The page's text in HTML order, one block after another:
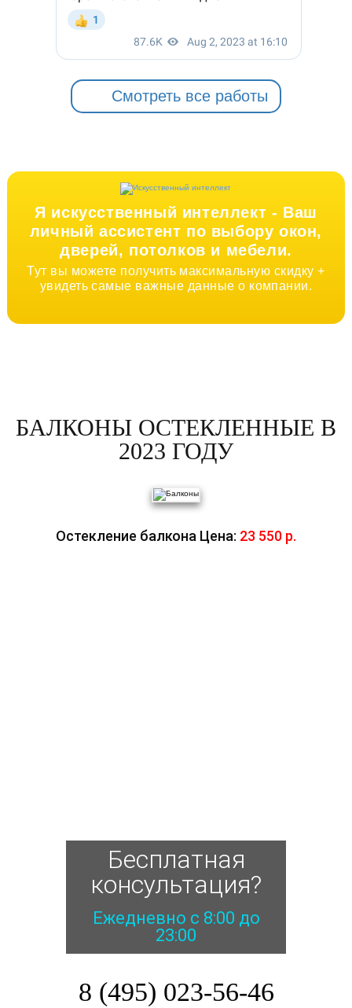
Смотреть все работы
Я искусственный интеллект - Ваш
личный ассистент по выбору окон,
дверей, потолков и мебели.
Тут вы можете получить максимальную скидку +
увидеть самые важные данные о компании.
БАЛКОНЫ ОСТЕКЛЕННЫЕ В
2023 ГОДУ
Остекление балкона Цена: 23 550 р.
Бесплатная
консультация?
Ежедневно с 8:00 до
23:00
8 (495) 023-56-46